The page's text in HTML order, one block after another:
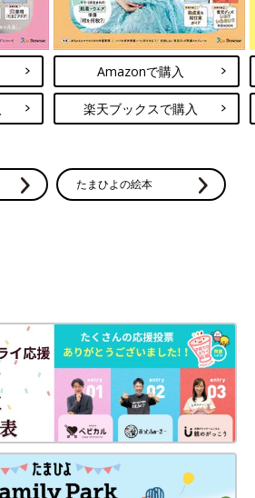
Amazonで購入
楽天ブックスで購入
たまひよの絵本